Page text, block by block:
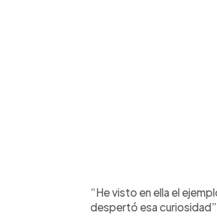
“He visto en ella el
despertó esa